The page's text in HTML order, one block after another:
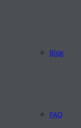
Blog
FAQ